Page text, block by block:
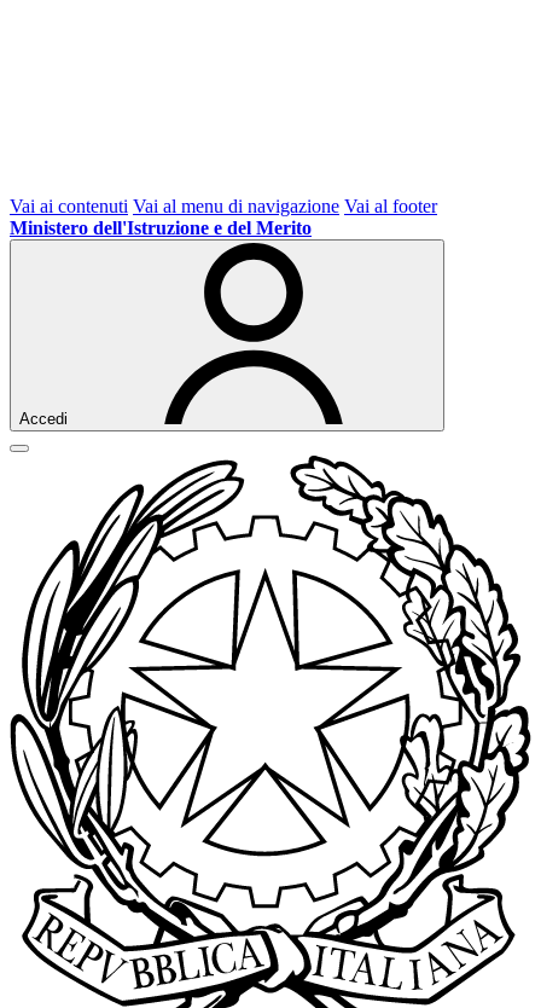
Vai ai contenuti Vai al menu di navigazione Vai al footer
Ministero dell'Istruzione e del Merito
Accedi